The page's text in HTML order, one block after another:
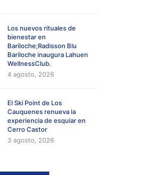
Los nuevos rituales de
bienestar en
Bariloche;Radisson Blu
Bariloche inaugura Lahuen
WellnessClub.
4 agosto, 2026
El Ski Point de Los
Cauquenes renueva la
experiencia de esquiar en
Cerro Castor
3 agosto, 2026